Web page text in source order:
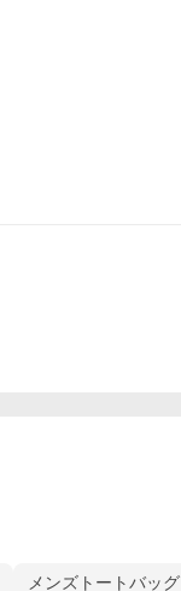
メンズトートバッグ